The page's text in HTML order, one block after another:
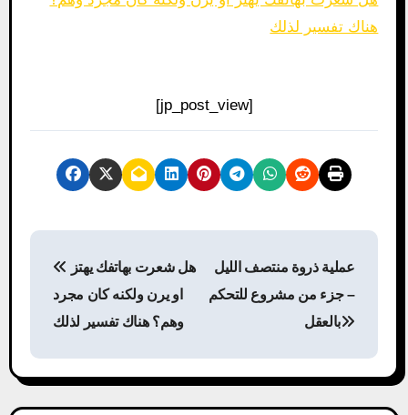
هناك تفسير لذلك
[jp_post_view]
t
n
او يرن ولكنه كان مجرد
وهم؟ هناك تفسير لذلك
عملية ذروة منتصف الليل
– جزء من مشروع للتحكم
بالعقل